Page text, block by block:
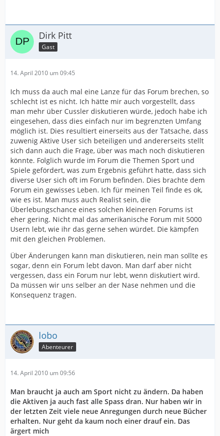
Dirk Pitt
Gast
14. April 2010 um 09:45
Ich muss da auch mal eine Lanze für das Forum brechen, so
schlecht ist es nicht. Ich hätte mir auch vorgestellt, dass
man mehr über Cussler diskutieren würde, jedoch habe ich
eingesehen, dass dies einfach nur im begrenzten Umfang
möglich ist. Dies resultiert einerseits aus der Tatsache, dass
zuwenig Aktive User sich beteiligen und andererseits stellt
sich dann auch die Frage, über was mach noch diskutieren
könnte. Folglich wurde im Forum die Themen Sport und
Spiele gefördert, was zum Ergebnis geführt hatte, dass sich
diverse User sich oft im Forum befinden. Dies brachte dem
Forum ein gewisses Leben. Ich für meinen Teil finde es ok,
wie es ist. Man muss auch Realist sein, die
Überlebungschance eines solchen kleineren Forums ist
eher gering. Nicht mal das amerikanische Forum mit 5000
Usern lebt, wie ihr das gerne sehen würdet. Die kämpfen
mit den gleichen Problemen.
Über Änderungen kann man diskutieren, nein man sollte es
sogar, denn ein Forum lebt davon. Man darf aber nicht
vergessen, dass ein Forum nur lebt, wenn diskutiert wird.
Da müssen wir uns selber an der Nase nehmen und die
Konsequenz tragen.
lobo
Abenteurer
14. April 2010 um 09:56
Man braucht ja auch am Sport nicht zu ändern. Da haben
die Aktiven ja auch fast alle Spass dran. Nur haben wir in
der letzten Zeit viele neue Anregungen durch neue Bücher
erhalten. Nur geht da kaum noch einer drauf ein. Das
ärgert mich